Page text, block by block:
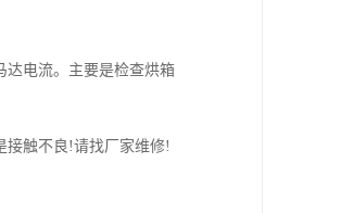
达电流。主要是检查烘箱
接触不良!请找厂家维修!